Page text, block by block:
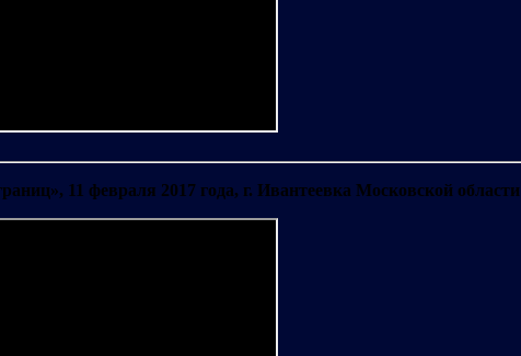
11 февраля 2017 года, г. Ивантеевка Московской области